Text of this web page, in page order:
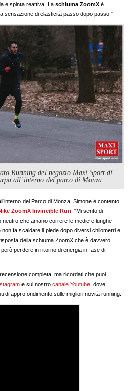
e spinta reattiva. Laschiuma ZoomX è
sensazione di elasticità passo dopo passo!”
Running del negozio Maxi Sport di
all’interno del parco di Monza
del Parco di Monza, Simone è contento
ZoomX Invincible Run: “Mi sento di
che amano correre le medie e lunghe
fa scaldare il piede dopo diversi chilometri e
della schiuma ZoomX che è davvero
perdere in ritorno di energia in fase di
completa, ma ricordati che puoi
e sul nostrocanale Youtube , dove
di approfondimento sulle migliori novità running.